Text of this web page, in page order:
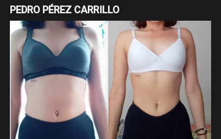
PEDRO PÉREZ CARRILLO
Cambio enfocado a pérdida de grasa